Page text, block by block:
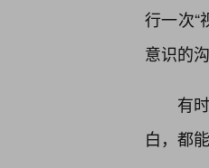
行一次“
意识的
有
白，都